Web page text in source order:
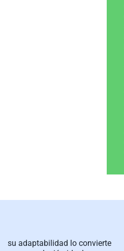
su adaptabilidad lo convierte